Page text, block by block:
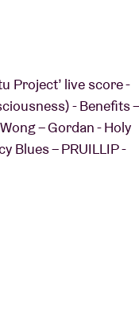
Project’ live score -
- Benefits –
– Gordan - Holy
Blues – PRUILLIP -